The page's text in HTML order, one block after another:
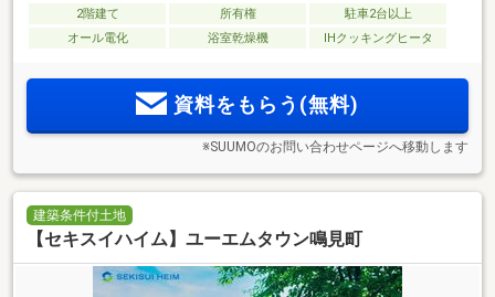
2階建て 所有権
駐車2台以上
オール電化
浴室乾燥機 IHクッキングヒータ
資料をもらう(無料)
※SUUMOのお問い合わせページへ移動します
建築条件付土地
【セキスイハイム】ユーエムタウン鳴見町